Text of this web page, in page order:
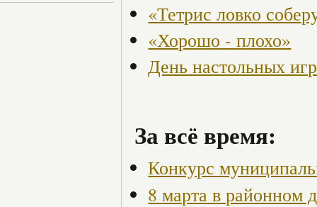
«Тетрис ловко
«Хорошо - плохо»
День настольных игр
За всё время:
Конкурс
8 марта в районном